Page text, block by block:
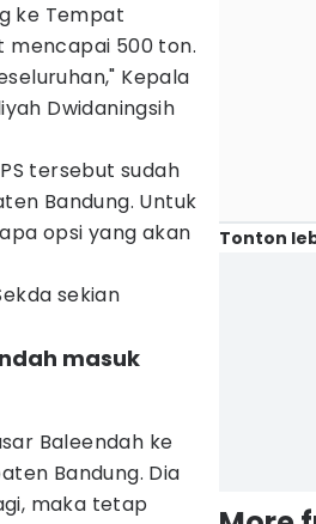
ke Tempat
mencapai 500 ton.
Kepala
Dwidaningsih
tersebut sudah
Bandung. Untuk
opsi yang akan
sekian
masuk
Baleendah ke
Bandung. Dia
maka tetap
Tonton